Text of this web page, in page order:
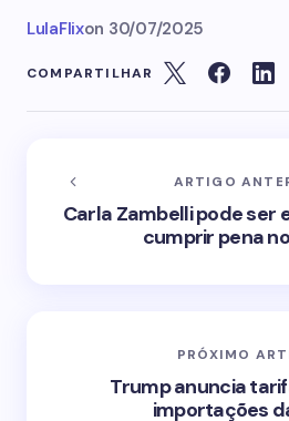
LulaFlixon 30/07/2025
COMPARTILHAR
ARTIGO
Carla Zambelli pode ser
cumprir pena
PRÓXIMO
Trump anuncia
importações